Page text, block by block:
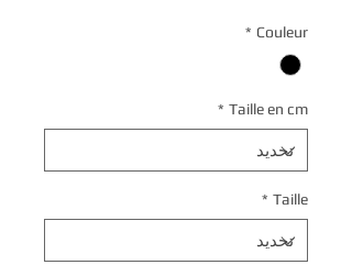
Couleur
*
Taille en cm
*
Taille
*